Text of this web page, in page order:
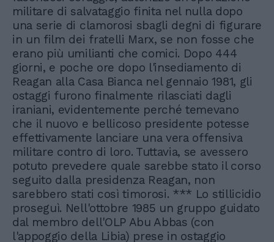
militare di salvataggio finita nel nulla dopo
una serie di clamorosi sbagli degni di figurare
in un film dei fratelli Marx, se non fosse che
erano più umilianti che comici. Dopo 444
giorni, e poche ore dopo l'insediamento di
Reagan alla Casa Bianca nel gennaio 1981, gli
ostaggi furono finalmente rilasciati dagli
iraniani, evidentemente perché temevano
che il nuovo e bellicoso presidente potesse
effettivamente lanciare una vera offensiva
militare contro di loro. Tuttavia, se avessero
potuto prevedere quale sarebbe stato il corso
seguito dalla presidenza Reagan, non
sarebbero stati così timorosi. *** Lo stillicidio
proseguì. Nell'ottobre 1985 un gruppo guidato
dal membro dell'OLP Abu Abbas (con
l'appoggio della Libia) prese in ostaggio